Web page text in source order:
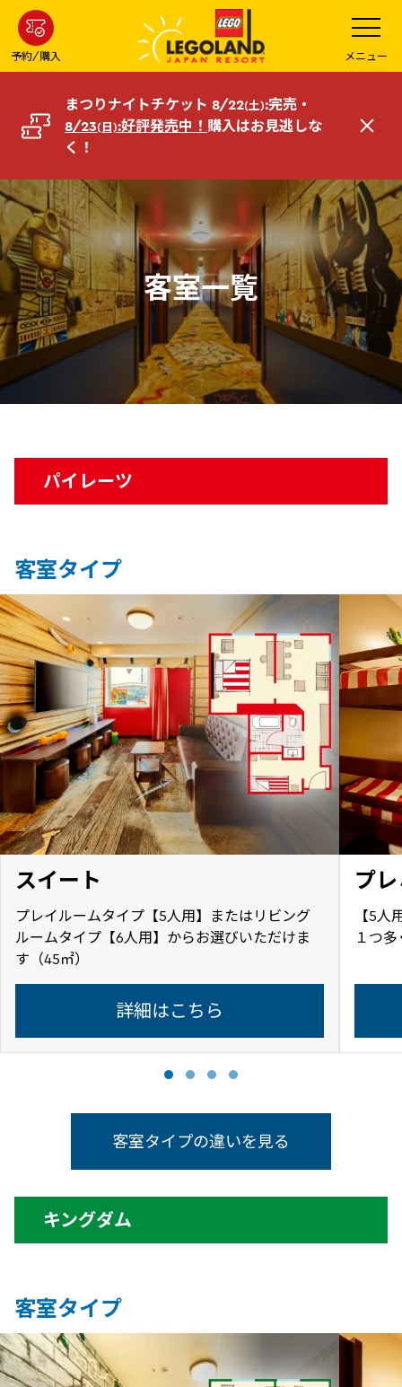
ン
コ
へ
予約/購入
メ
ニ
ュ
ー
を
開
メニュー
まつりナイトチケット 8/22(土):完売・
8/23(日):好評発売中！ 購入はお見逃しな
く！
閉
客室一覧
パイレーツ
客室タイプ
スイート
プレイルームタイプ【5人用】またはリビング
ルームタイプ【6人用】からお選びいただけま
す（45㎡）
詳細はこちら
プ
【5
１つ
客室タイプの違いを見る
キングダム
客室タイプ